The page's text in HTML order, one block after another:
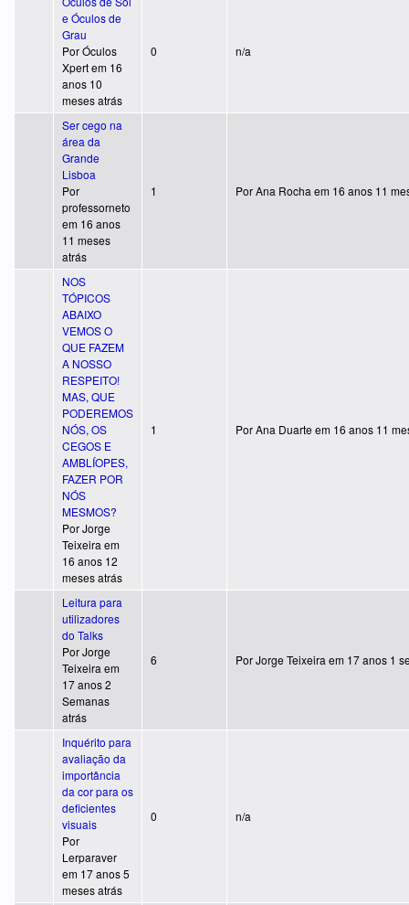
Tópico normal
e Óculos de
Grau
PorÓculos
Xpertem 16
anos 10
meses atrás
0 n/a
Tópico normal
Ser cego na
área da
Grande
Lisboa
Por
professorneto
em 16 anos
11 meses
atrás
1 PorAna Rocha em 16 anos 11
Tópico normal
NOS
TÓPICOS
ABAIXO
VEMOS O
QUE FAZEM
A NOSSO
RESPEITO!
MAS, QUE
PODEREMOS
NÓS, OS
CEGOS E
AMBLÍOPES,
FAZER POR
NÓS
MESMOS?
PorJorge
Teixeira em
16 anos 12
meses atrás
1 PorAna Duarte em 16 anos 11
Tópico quente
Leitura para
utilizadores
do Talks
PorJorge
Teixeira em
17 anos 2
Semanas
atrás
6 PorJorge Teixeira em 17 anos 1
Tópico normal
Inquérito para
avaliação da
importância
da cor para os
deficientes
visuais
Por
Lerparaver
em 17 anos 5
meses atrás
0 n/a